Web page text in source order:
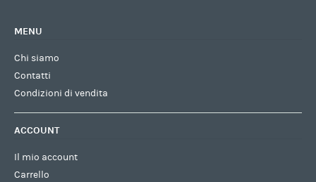
MENU
Chi siamo
Contatti
Condizioni di vendita
ACCOUNT
Il mio account
Carrello